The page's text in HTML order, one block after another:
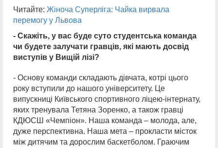
Читайте: Жіноча Суперліга: Чайка вирвала
перемогу у Львова
- Скажіть, у вас буде суто студентська команда
чи будете залучати гравців, які мають досвід
виступів у Вищій лізі?
- Основу команди складають дівчата, котрі цього
року вступили до нашого університету. Це
випускниці Київського спортивного ліцею-інтернату,
яких тренувала Тетяна Зоренко, а також гравці
КДЮСШ «Чемпіон». Наша команда – молода, але,
дуже перспективна. Наша мета – прокласти місток
між дитячим та дорослим баскетболом. Граючим